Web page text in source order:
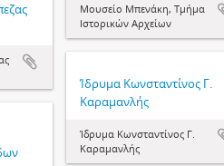
Μουσείο Μπενάκη, Τμήμα
Ιστορικών Αρχείων
Ίδρυμα Κωνσταντίνος Γ.
Καραμανλής
Ίδρυμα Κωνσταντίνος Γ.
Καραμανλής